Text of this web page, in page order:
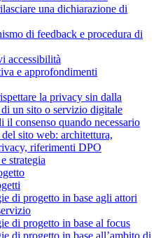
una dichiarazione di
di feedback e procedura di
accessibilità
e approfondimenti
la privacy sin dalla
un sito o servizio digitale
il consenso quando necessario
sito web: architettura,
riferimenti DPO
strategia
di progetto in base agli attori
di progetto in base al focus
di progetto in base all’ambito di